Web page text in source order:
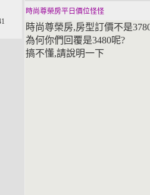
時尚尊榮房平日價位怪怪
時尚尊榮房,房型訂價不是
為何你們回覆是3480呢?
搞不懂,請說明一下